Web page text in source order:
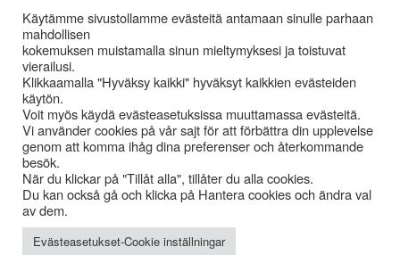
Urheiluseurat –
Idrottsföreningar
Nuoriso- ja
kotiseutuyhdistykse
t – Ungdoms- och
hembygdsförening
ar
Kuntalaiset –
Kommuninvånare
kommun
Arvonnan säännöt
tävlingen
Proudly powered by WordPress |Theme: Info-Mustasaari-
Käytämme sivustollamme evästeitä antamaan sinulle parhaan
mahdollisen
kokemuksen muistamalla sinun mieltymyksesi ja toistuvat
vierailusi.
Klikkaamalla "Hyväksy kaikki" hyväksyt kaikkien evästeiden
käytön.
Voit myös käydä evästeasetuksissa muuttamassa evästeitä.
Vi använder cookies på vår sajt för att förbättra din upplevelse
genom att komma ihåg dina preferenser och återkommande
besök.
När du klickar på "Tillåt alla", tillåter du alla cookies.
Du kan också gå och klicka på Hantera cookies och ändra val
av dem.
Evästeasetukset-Cookie inställningar